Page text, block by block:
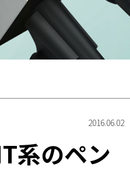
2016.06.02
系のペン